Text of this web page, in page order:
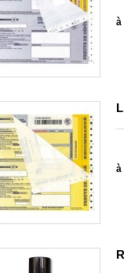
à
à